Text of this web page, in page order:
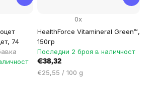
74
HealthForce Vitamineral Green™,
150гр
0x
Последни 2 броя в наличност
€38,32
Цена
€25,55 / 100 g